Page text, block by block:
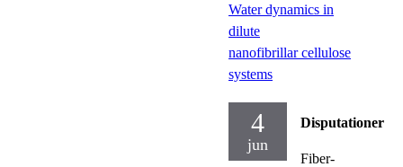
Water dynamics in
dilute
nanofibrillar cellulose
systems
4
jun
Disputationer
Fiber-